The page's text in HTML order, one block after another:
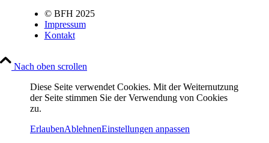
© BFH 2025
Impressum
Kontakt
Nach oben scrollen
Diese Seite verwendet Cookies. Mit der Weiternutzung
der Seite stimmen Sie der Verwendung von Cookies
zu.
ErlaubenAblehnenEinstellungen anpassen